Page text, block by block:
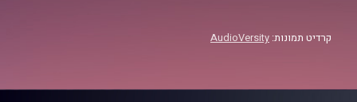
קרדיט תמונות: AudioVersity